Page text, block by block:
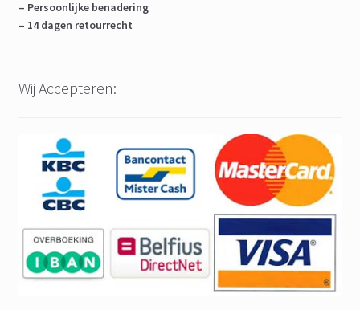
– Persoonlijke benadering
– 14 dagen retourrecht
Wij Accepteren: